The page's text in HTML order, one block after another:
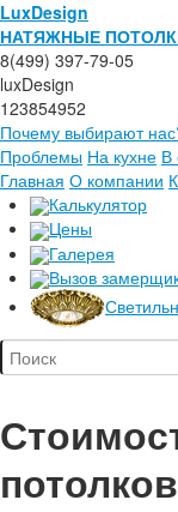
LuxDesign
НАТЯЖНЫЕ
8(499) 397-79-05
luxDesign
123854952
Почему выбирают
Проблемы На кухне В
Главная О компании
Калькулятор
Цены
Галерея
Вызов
потолков